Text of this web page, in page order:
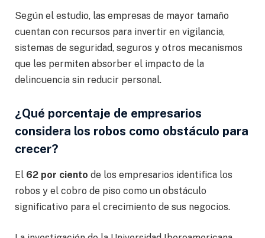
Según el estudio, las empresas de mayor tamaño
cuentan con recursos para invertir en vigilancia,
sistemas de seguridad, seguros y otros mecanismos
que les permiten absorber el impacto de la
delincuencia sin reducir personal.
¿Qué porcentaje de empresarios
considera los robos como obstáculo para
crecer?
El 62 por ciento de los empresarios identifica los
robos y el cobro de piso como un obstáculo
significativo para el crecimiento de sus negocios.